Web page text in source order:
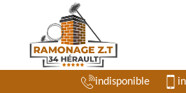
indisponible